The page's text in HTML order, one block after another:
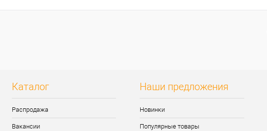
Каталог
Распродажа
Вакансии
Наши предложения
Новинки
Популярные товары